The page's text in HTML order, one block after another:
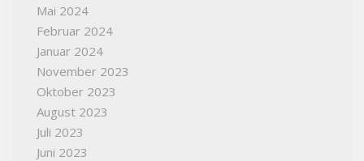
Mai 2024
Februar 2024
Januar 2024
November 2023
Oktober 2023
August 2023
Juli 2023
Juni 2023